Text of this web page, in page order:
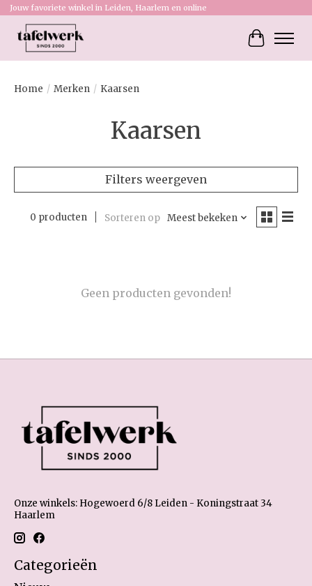
Jouw favoriete winkel in Leiden, Haarlem en online
Home / Merken / Kaarsen
Kaarsen
Filters weergeven
0 producten Sorteren op Meest bekeken
Geen producten gevonden!
Onze winkels: Hogewoerd 6/8 Leiden - Koningstraat 34
Haarlem
Categorieën